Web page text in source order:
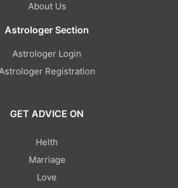
About Us
Astrologer Section
Astrologer Login
Registration
GET ADVICE ON
Helth
Marriage
Love